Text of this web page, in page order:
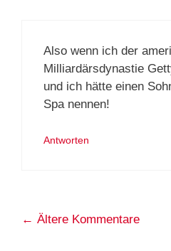
Also wenn ich der
Milliardärsdynastie
und ich hätte einen
Spa nennen!
Antworten
← Ältere Kommentare